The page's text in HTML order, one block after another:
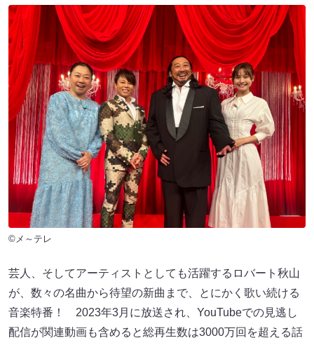
©メ～テレ
芸人、そしてアーティストとしても活躍するロバート秋山
が、数々の名曲から待望の新曲まで、とにかく歌い続ける
音楽特番！ 2023年3月に放送され、YouTubeでの見逃し
配信が関連動画も含めると総再生数は3000万回を超える話